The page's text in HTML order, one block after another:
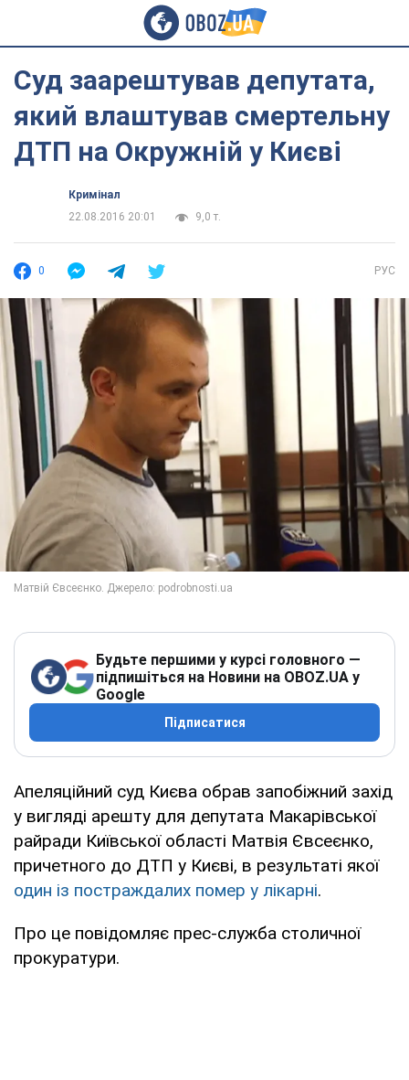
Суд заарештував депутата,
який влаштував смертельну
ДТП на Окружній у Києві
Кримінал
22.08.2016 20:01
9,0 т.
0 РУС
Будьте першими у курсі головного —
підпишіться на Новини на OBOZ.UA у
Google
Підписатися
Апеляційний суд Києва обрав запобіжний захід
у вигляді арешту для депутата Макарівської
райради Київської області Матвія Євсеєнко,
причетного до ДТП у Києві, в результаті якої
один із постраждалих помер у лікарні.
Про це повідомляє прес-служба столичної
прокуратури.